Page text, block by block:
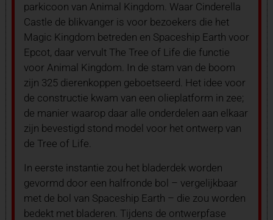
parkicoon van Animal Kingdom. Waar Cinderella
Castle de blikvanger is voor bezoekers die het
Magic Kingdom betreden en Spaceship Earth voor
Epcot, daar vervult The Tree of Life die functie
voor Animal Kingdom. In de stam van de boom
zijn 325 dierenkoppen geboetseerd. Het idee voor
de constructie kwam van een olieplatform in zee;
de manier waarop daar alle onderdelen aan elkaar
zijn bevestigd stond model voor het ontwerp van
de Tree of Life.
In eerste instantie zou het bladerdek worden
gevormd door een halfronde bol – vergelijkbaar
met de bol van Spaceship Earth – die zou worden
bedekt met bladeren. Tijdens de ontwerpfase